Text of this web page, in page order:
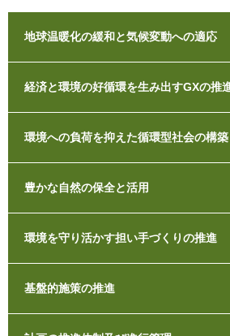
地球温暖化の緩和と気候変動への適応
経済と環境の好循環を生み出すGXの推
環境への負荷を抑えた循環型社会の構築
豊かな自然の保全と活用
環境を守り活かす担い手づくりの推進
基盤的施策の推進